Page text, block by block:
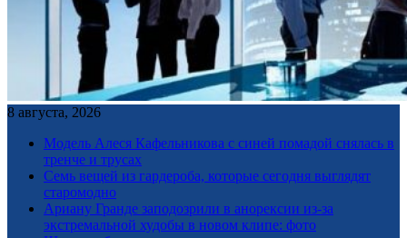
8 августа, 2026
Модель Алеся Кафельникова с синей помадой снялась в
тренче и трусах
Семь вещей из гардероба, которые сегодня выглядят
старомодно
Ариану Гранде заподозрили в анорексии из-за
экстремальной худобы в новом клипе: фото